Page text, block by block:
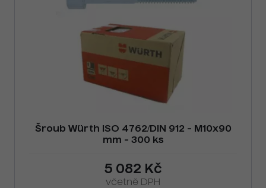
Šroub Würth ISO 4762/DIN 912 - M10x90
mm - 300 ks
5 082 Kč
včetně DPH